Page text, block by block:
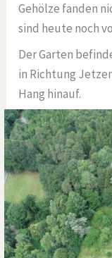
Gehölze fanden
sind heute noch
Der Garten
in Richtung
Hang hinauf.